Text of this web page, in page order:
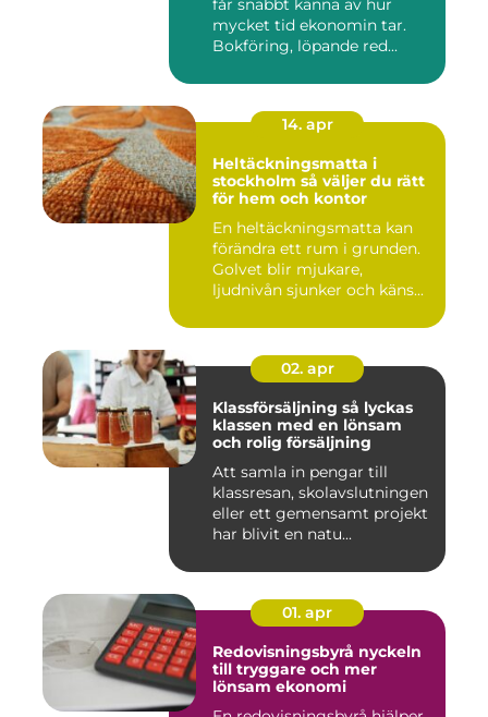
får snabbt känna av hur
mycket tid ekonomin tar.
Bokföring, löpande red...
14. apr
Heltäckningsmatta i
stockholm så väljer du rätt
för hem och kontor
En heltäckningsmatta kan
förändra ett rum i grunden.
Golvet blir mjukare,
ljudnivån sjunker och käns...
02. apr
Klassförsäljning så lyckas
klassen med en lönsam
och rolig försäljning
Att samla in pengar till
klassresan, skolavslutningen
eller ett gemensamt projekt
har blivit en natu...
01. apr
Redovisningsbyrå nyckeln
till tryggare och mer
lönsam ekonomi